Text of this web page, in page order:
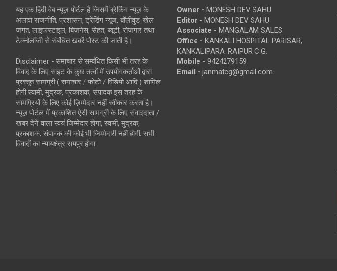
यह एक हिंदी वेब न्यूज़ पोर्टल है जिसमें ब्रेकिंग न्यूज़ के
अलावा राजनीति, प्रशासन, ट्रेंडिंग न्यूज, बॉलीवुड, खेल
जगत, लाइफस्टाइल, बिजनेस, सेहत, ब्यूटी, रोजगार तथा
टेक्नोलॉजी से संबंधित खबरें पोस्ट की जाती है।
Disclaimer - समाचार से सम्बंधित किसी भी तरह के
विवाद के लिए साइट के कुछ तत्वों में उपयोगकर्ताओं द्वारा
प्रस्तुत सामग्री ( समाचार / फोटो / विडियो आदि ) शामिल
होगी स्वामी, मुद्रक, प्रकाशक, संपादक इस तरह के
सामग्रियों के लिए कोई ज़िम्मेदार नहीं स्वीकार करता है।
न्यूज़ पोर्टल में प्रकाशित ऐसी सामग्री के लिए संवाददाता /
खबर देने वाला स्वयं जिम्मेदार होगा, स्वामी, मुद्रक,
प्रकाशक, संपादक की कोई भी जिम्मेदारी नहीं होगी. सभी
विवादों का न्यायक्षेत्र रायपुर होगा
Owner - MONESH DEV SAHU
Editor - MONESH DEV SAHU
Associate - MANGALAM SALES
Office - KANKALI HOSPITAL PARISAR,
KANKALIPARA, RAIPUR C.G.
Mobile - 9424279159
Email - janmatcg@gmail.com